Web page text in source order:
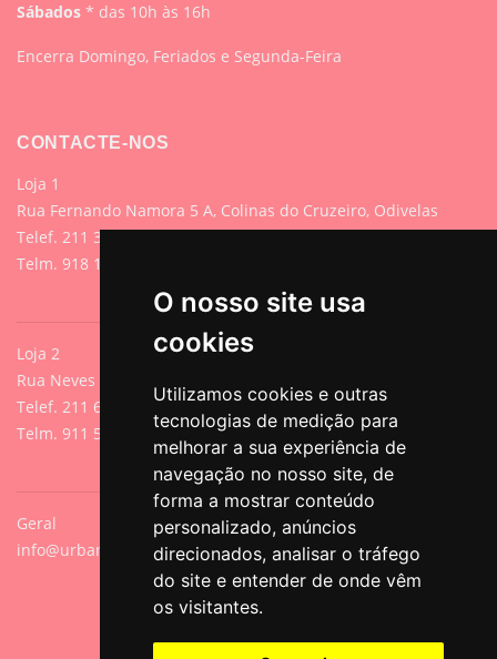
O nosso site usa
cookies
Utilizamos cookies e outras
tecnologias de medição para
melhorar a sua experiência de
navegação no nosso site, de
forma a mostrar conteúdo
personalizado, anúncios
direcionados, analisar o tráfego
do site e entender de onde vêm
os visitantes.
Sábados * das 10h às 16h
Encerra Domingo, Feriados e Segunda-Feira
CONTACTE-NOS
Loja 1
Rua Fernando Namora 5 A, Colinas do Cruzeiro, Odivelas
Telef. 211 395 882 (Chamada para rede fixa nacional)
Telm. 918 107 618 (Chamada para rede móvel nacional)
Loja 2
Rua Neves de Sousa 13A, Cacilhas, Oeiras
Telef. 211 640 788 (Chamada para rede fixa nacional)
Telm. 911 571 542 (Chamada para rede móvel nacional)
Geral
info@urbanpets.pt